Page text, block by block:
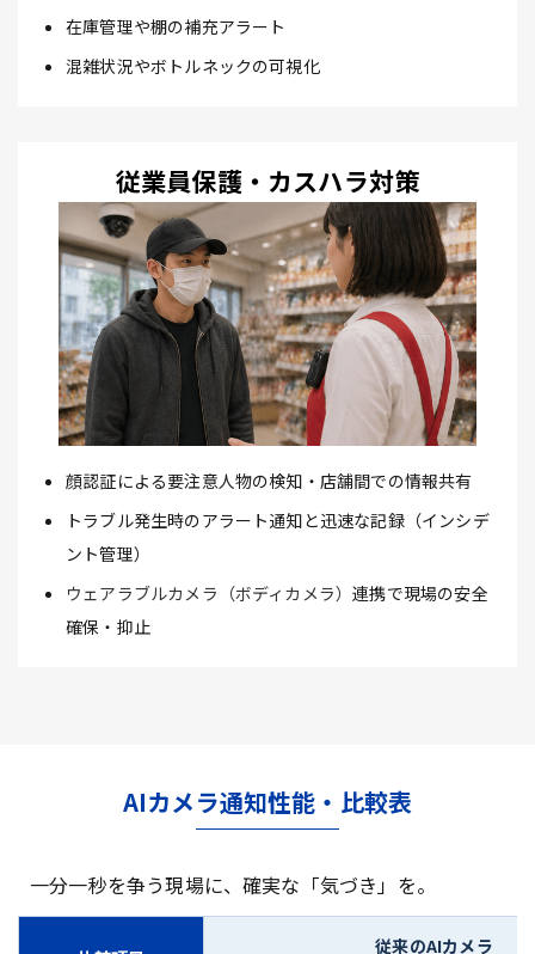
在庫管理や棚の補充アラート
混雑状況やボトルネックの可視化
従業員保護・カスハラ対策
顔認証による要注意人物の検知・店舗間での情報共有
トラブル発生時のアラート通知と迅速な記録（インシデ
ント管理）
ウェアラブルカメラ（ボディカメラ）連携で現場の安全
確保・抑止
AIカメラ通知性能・比較表
一分一秒を争う現場に、確実な「気づき」を。
従来のAIカメラ